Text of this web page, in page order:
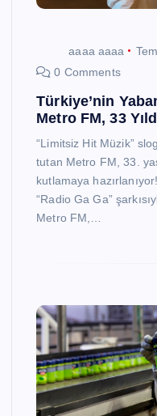
aaaa aaaa
0 Comments
Türkiye’nin
Metro FM, 33
“Limitsiz Hit Müzik”
tutan Metro FM, 33.
kutlamaya
“Radio Ga Ga”
Metro FM,…